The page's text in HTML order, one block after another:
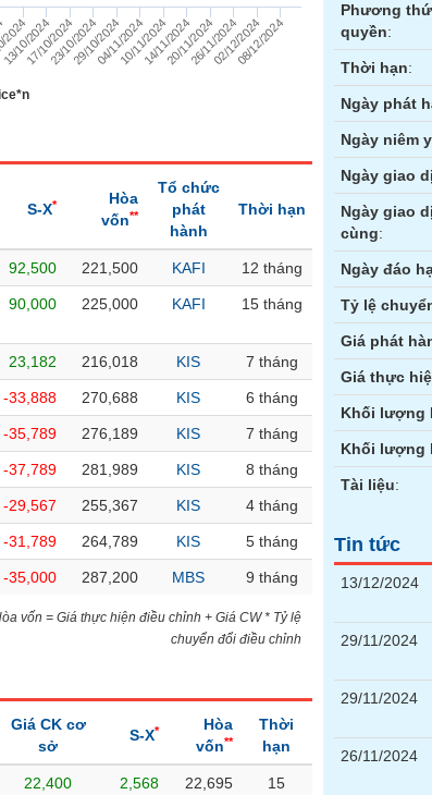
13/10/202417/10/202423/10/202429/10/202404/11/202410/11/202414/11/202420/11/202426/11/202402/12/2024
08/12/2024
S-X*
Hòa
vốn**
Tổ chức
phát
hành
Thời hạn
92,500 221,500 KAFI 12 tháng
90,000 225,000 KAFI 15 tháng
23,182 216,018 KIS 7 tháng
-33,888 270,688 KIS 6 tháng
-35,789 276,189 KIS 7 tháng
-37,789 281,989 KIS 8 tháng
-29,567 255,367 KIS 4 tháng
-31,789 264,789 KIS 5 tháng
-35,000 287,200 MBS 9 tháng
vốn = Giá thực hiện điều chỉnh + Giá CW * Tỷ lệ
chuyển đổi điều chỉnh
Giá CK cơ
sở
S-X*
Hòa
vốn**
Thời
hạn
22,400 2,568 22,695
15
Phương
quyền:
Thời hạn:
Ngày phát
Ngày niêm
Ngày giao
Ngày giao
cùng:
Ngày đáo
Tỷ lệ
Giá phát
Giá thực
Khối lượng
Khối lượng
Tài liệu:
Tin tức
13/12/2024
29/11/2024
29/11/2024
26/11/2024
Hợp đồng tương lai Trái phiếu